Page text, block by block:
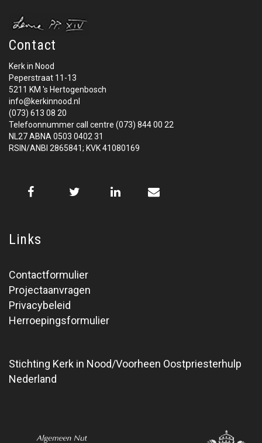
Contact
Kerk in Nood
Peperstraat 11-13
5211 KM 's Hertogenbosch
info@kerkinnood.nl
(073) 613 08 20
Telefoonnummer call centre (073) 844 00 22
NL27 ABNA 0503 0402 31
RSIN/ANBI 2865841; KVK 41080169
Links
Contactformulier
Projectaanvragen
Privacybeleid
Herroepingsformulier
Stichting Kerk in Nood/Voorheen Oostpriesterhulp
Nederland